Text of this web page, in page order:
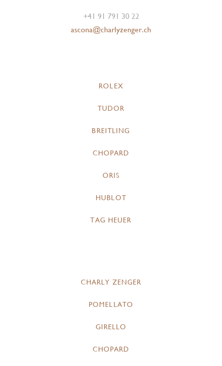
+41 91 791 30 22
ascona@charlyzenger.ch
ROLEX
TUDOR
BREITLING
CHOPARD
ORIS
HUBLOT
TAG HEUER
CHARLY ZENGER
POMELLATO
GIRELLO
CHOPARD